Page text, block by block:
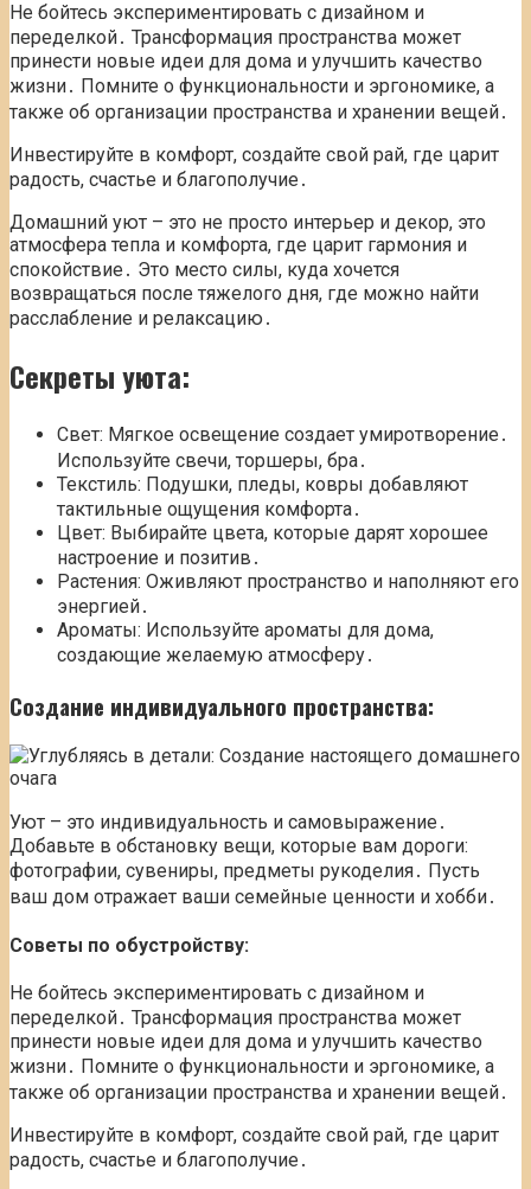
Не бойтесь экспериментировать с дизайном и
переделкой․ Трансформация пространства может
принести новые идеи для дома и улучшить качество
жизни․ Помните о функциональности и эргономике, а
также об организации пространства и хранении вещей․
Инвестируйте в комфорт, создайте свой рай, где царит
радость, счастье и благополучие․
Домашний уют – это не просто интерьер и декор, это
атмосфера тепла и комфорта, где царит гармония и
спокойствие․ Это место силы, куда хочется
возвращаться после тяжелого дня, где можно найти
расслабление и релаксацию․
Секреты уюта:
Свет: Мягкое освещение создает умиротворение․
Используйте свечи, торшеры, бра․
Текстиль: Подушки, пледы, ковры добавляют
тактильные ощущения комфорта․
Цвет: Выбирайте цвета, которые дарят хорошее
настроение и позитив․
Растения: Оживляют пространство и наполняют его
энергией․
Ароматы: Используйте ароматы для дома,
создающие желаемую атмосферу․
Создание индивидуального пространства:
Уют – это индивидуальность и самовыражение․
Добавьте в обстановку вещи, которые вам дороги:
фотографии, сувениры, предметы рукоделия․ Пусть
ваш дом отражает ваши семейные ценности и хобби․
Советы по обустройству:
Не бойтесь экспериментировать с дизайном и
переделкой․ Трансформация пространства может
принести новые идеи для дома и улучшить качество
жизни․ Помните о функциональности и эргономике, а
также об организации пространства и хранении вещей․
Инвестируйте в комфорт, создайте свой рай, где царит
радость, счастье и благополучие․